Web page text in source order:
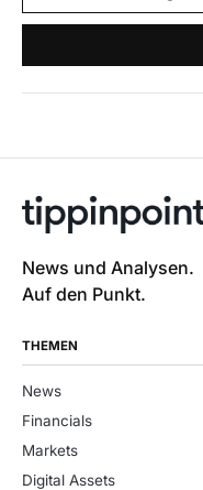
News und Analysen.
Auf den Punkt.
THEMEN
News
Financials
Markets
Digital Assets